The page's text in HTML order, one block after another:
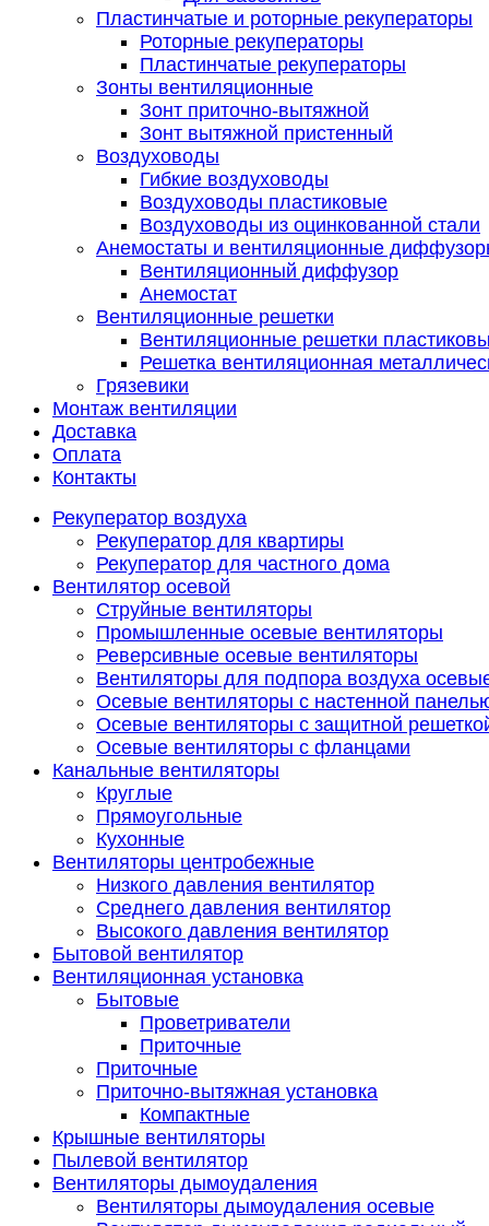
Пластинчатые и роторные рекуператоры
Роторные рекуператоры
Пластинчатые рекуператоры
Зонты вентиляционные
Зонт приточно-вытяжной
Зонт вытяжной пристенный
Воздуховоды
Гибкие воздуховоды
Воздуховоды пластиковые
Воздуховоды из оцинкованной стали
Анемостаты и вентиляционные
Вентиляционный диффузор
Анемостат
Вентиляционные решетки
Вентиляционные решетки
Решетка вентиляционная
Грязевики
Монтаж вентиляции
Доставка
Оплата
Контакты
Рекуператор воздуха
Рекуператор для квартиры
Рекуператор для частного дома
Вентилятор осевой
Струйные вентиляторы
Промышленные осевые вентиляторы
Реверсивные осевые вентиляторы
Вентиляторы для подпора воздуха
Осевые вентиляторы с настенной
Осевые вентиляторы с защитной
Осевые вентиляторы с фланцами
Канальные вентиляторы
Круглые
Прямоугольные
Кухонные
Вентиляторы центробежные
Низкого давления вентилятор
Среднего давления вентилятор
Высокого давления вентилятор
Бытовой вентилятор
Вентиляционная установка
Бытовые
Проветриватели
Приточные
Приточные
Приточно-вытяжная установка
Компактные
Крышные вентиляторы
Пылевой вентилятор
Вентиляторы дымоудаления
Вентиляторы дымоудаления осевые